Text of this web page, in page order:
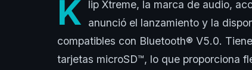
K
lip Xtreme, la marca de audio,
anunció el lanzamiento y la
compatibles con Bluetooth® V5.0.
tarjetas microSD™, lo que proporciona